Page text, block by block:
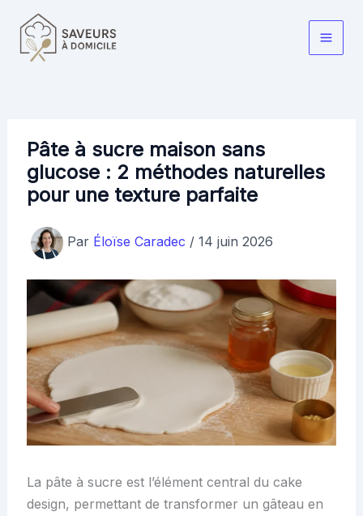
contenu
Main
Pâte à sucre maison sans
glucose : 2 méthodes naturelles
pour une texture parfaite
Par Éloïse Caradec / 14 juin 2026
La pâte à sucre est l’élément central du cake
design, permettant de transformer un gâteau en